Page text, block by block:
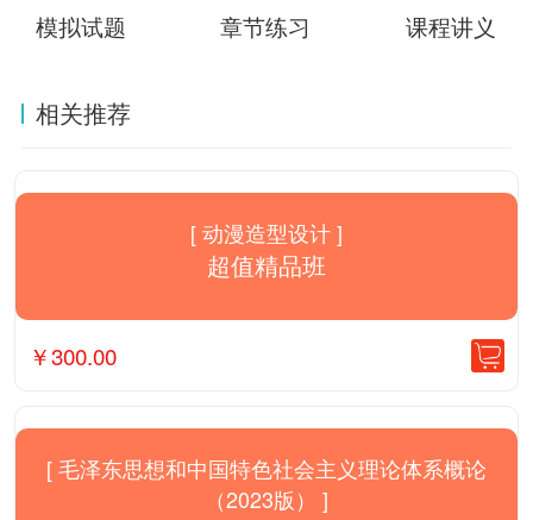
模拟试题 章节练习 课程讲义
相关推荐
[ 动漫造型设计 ]
超值精品班
￥300.00
[ 毛泽东思想和中国特色社会主义理论体系概论
（2023版） ]